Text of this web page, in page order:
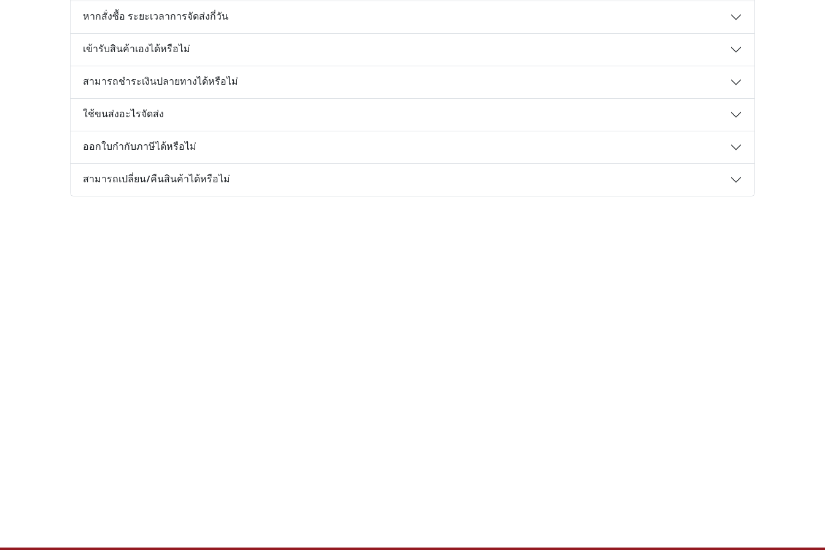
หากสั่งซื้อ ระยะเวลาการจัดส่งกี่วัน
เข้ารับสินค้าเองได้หรือไม่
สามารถชำระเงินปลายทางได้หรือไม่
ใช้ขนส่งอะไรจัดส่ง
ออกใบกำกับภาษีได้หรือไม่
สามารถเปลี่ยน/คืนสินค้าได้หรือไม่